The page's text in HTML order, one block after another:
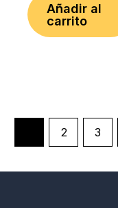
Añadir al
carrito
2 3